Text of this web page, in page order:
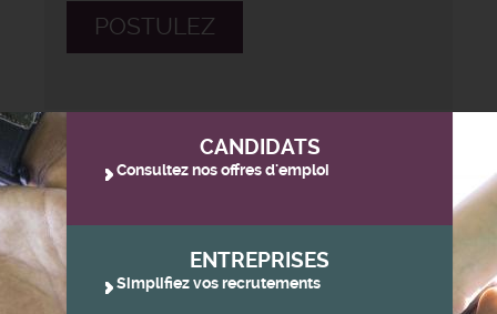
POSTULEZ
CANDIDATS
Consultez nos offres d'emploi
ENTREPRISES
Simplifiez vos recrutements